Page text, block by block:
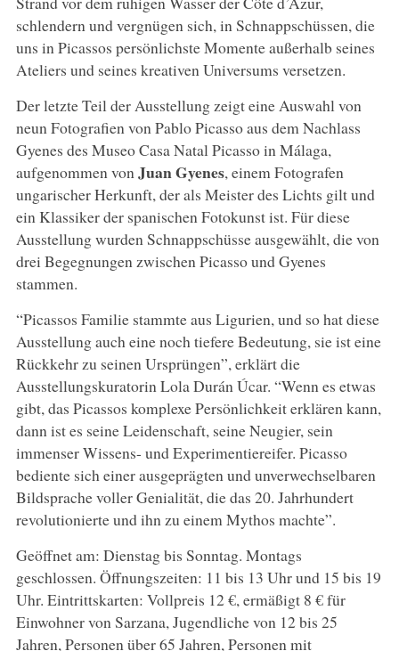
schlendern und vergnügen sich, in Schnappschüssen, die
uns in Picassos persönlichste Momente außerhalb seines
Ateliers und seines kreativen Universums versetzen.
Der letzte Teil der Ausstellung zeigt eine Auswahl von
neun Fotografien von Pablo Picasso aus dem Nachlass
Gyenes des Museo Casa Natal Picasso in Málaga,
aufgenommen von Juan Gyenes, einem Fotografen
ungarischer Herkunft, der als Meister des Lichts gilt und
ein Klassiker der spanischen Fotokunst ist. Für diese
Ausstellung wurden Schnappschüsse ausgewählt, die von
drei Begegnungen zwischen Picasso und Gyenes
stammen.
“Picassos Familie stammte aus Ligurien, und so hat diese
Ausstellung auch eine noch tiefere Bedeutung, sie ist eine
Rückkehr zu seinen Ursprüngen”, erklärt die
Ausstellungskuratorin Lola Durán Úcar. “Wenn es etwas
gibt, das Picassos komplexe Persönlichkeit erklären kann,
dann ist es seine Leidenschaft, seine Neugier, sein
immenser Wissens- und Experimentiereifer. Picasso
bediente sich einer ausgeprägten und unverwechselbaren
Bildsprache voller Genialität, die das 20. Jahrhundert
revolutionierte und ihn zu einem Mythos machte”.
Geöffnet am: Dienstag bis Sonntag. Montags
geschlossen. Öffnungszeiten: 11 bis 13 Uhr und 15 bis 19
Uhr. Eintrittskarten: Vollpreis 12 €, ermäßigt 8 € für
Einwohner von Sarzana, Jugendliche von 12 bis 25
Jahren, Personen über 65 Jahren, Personen mit